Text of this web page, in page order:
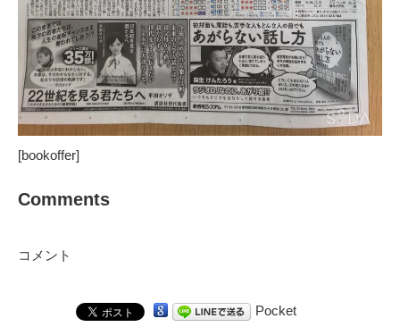
[bookoffer]
Comments
コメント
Pocket